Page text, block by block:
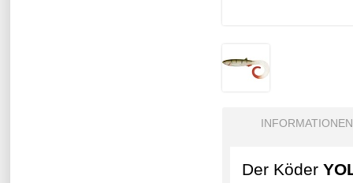
INFORMATIONEN
Der Köder